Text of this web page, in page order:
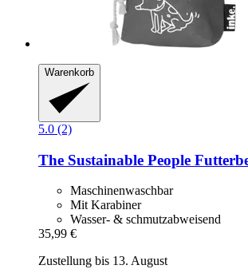
Warenkorb
5.0 (2)
The Sustainable People
Maschinenwaschbar
Mit Karabiner
Wasser- & schmutzabweisend
35,99 €
Zustellung bis 13. August